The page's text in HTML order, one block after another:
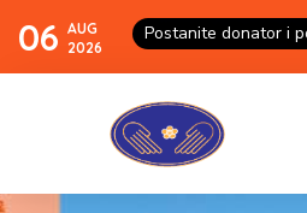
06 AUG
2026
Postanite donator i